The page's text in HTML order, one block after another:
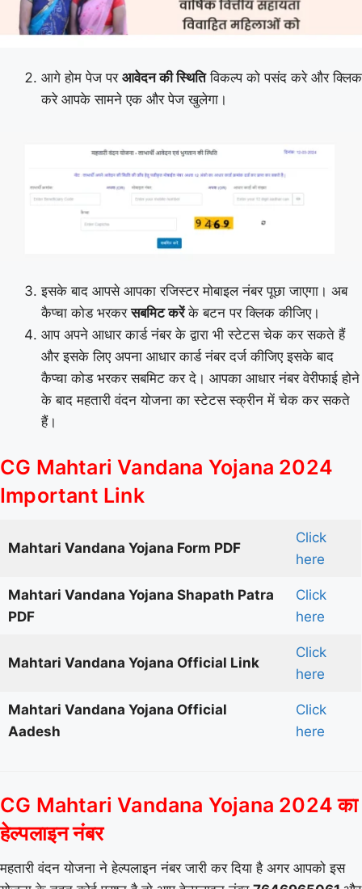
आगे होम पेज पर आवेदन की स्थितिविकल्प को पसंद करे और क्लिक
करे आपके सामने एक और पेज खुलेगा।
इसके बाद आपसे आपका रजिस्टर मोबाइल नंबर पूछा जाएगा। अब
कैप्चा कोड भरकरसबमिट करेंके बटन पर क्लिक कीजिए।
आप अपने आधार कार्ड नंबर के द्वारा भी स्टेटस चेक कर सकते हैं
और इसके लिए अपना आधार कार्ड नंबर दर्ज कीजिए इसके बाद
कैप्चा कोड भरकर सबमिट कर दे। आपका आधार नंबर वेरीफाई होने
के बाद महतारी वंदन योजना का स्टेटस स्क्रीन में चेक कर सकते
हैं।
CG Mahtari Vandana Yojana 2024
Important Link
Mahtari Vandana Yojana Form PDF
Click
here
Mahtari Vandana Yojana Shapath Patra
PDF
Click
here
Mahtari Vandana Yojana Official Link
Click
here
Mahtari Vandana Yojana Official
Aadesh
Click
here
CG Mahtari Vandana Yojana 2024 का
हेल्पलाइन नंबर
महतारी वंदन योजना ने हेल्पलाइन नंबर जारी कर दिया है अगर आपको इस